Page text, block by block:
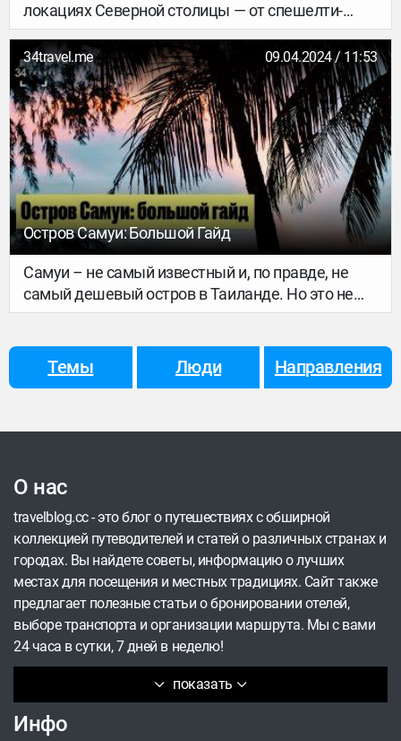
локациях Северной столицы — от спешелти-
кофеен и булочных до спикизи-баров. Теперь
точно не придётся умирать на Васильевском
острове — во всяком случае, от голода.
34travel.me 09.04.2024 / 11:53
Остров Самуи: Большой Гайд
Самуи – не самый известный и, по правде, не
самый дешевый остров в Таиланде. Но это не
мешает ему становиться все более популярным.
тайской жизнью без типичных туристических
атрибутов. В нашем новом гайде рассказываем,
Темы Люди Направления
О нас
показать
travelblog.cc - это блог о путешествиях с обширной
коллекцией путеводителей и статей о различных странах и
городах. Вы найдете советы, информацию о лучших
местах для посещения и местных традициях. Сайт также
предлагает полезные статьи о бронировании отелей,
выборе транспорта и организации маршрута. Мы с вами
24 часа в сутки, 7 дней в неделю!
Инфо